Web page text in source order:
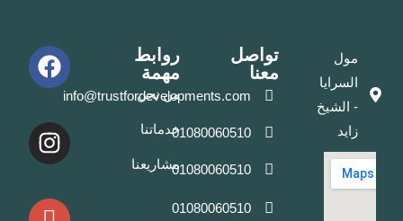
مول
السرايا
- الشيخ
زايد
تواصل
معنا
info@trustfordevelopments.com
01080060510
01080060510
01080060510
روابط
مهمة
من نحن
خدماتنا
مشاريعنا